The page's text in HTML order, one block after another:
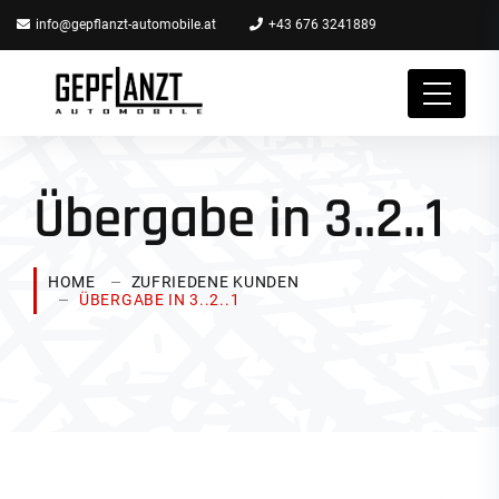
info@gepflanzt-automobile.at +43 676 3241889
Übergabe in 3..2..1
HOME
ZUFRIEDENE KUNDEN
ÜBERGABE IN 3..2..1